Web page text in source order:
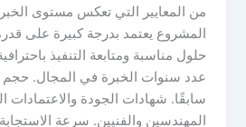
من المعايير التي تعكس مستوى
المشروع يعتمد بدرجة كبيرة على
حلول مناسبة ومتابعة التنفيذ
عدد سنوات الخبرة في المجال. حجم
سابقًا. شهادات الجودة والاعتمادات
المهندسين والفنيين. سرعة